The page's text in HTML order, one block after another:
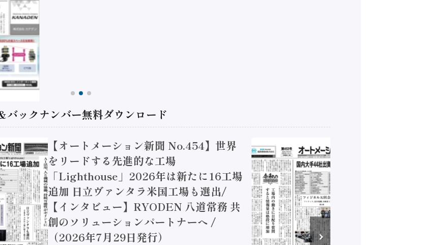
バックナンバー無料ダウンロード
【オートメーション新聞 No.454】世界
をリードする先進的な工場
「Lighthouse」2026年は新たに16工場
追加 日立ヴァンタラ米国工場も選出/
【インタビュー】RYODEN 八道常務 共
創のソリューションパートナーへ /
（2026年7月29日発行）